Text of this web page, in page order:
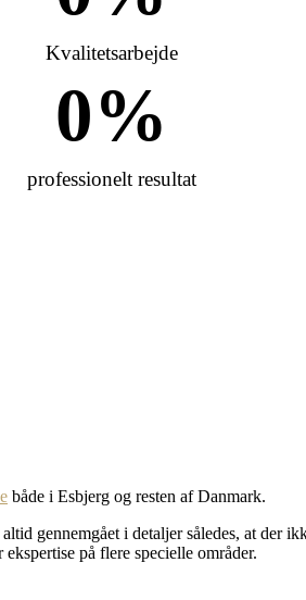
Kvalitetsarbejde
0%
professionelt resultat
både i Esbjerg og resten af Danmark.
gennemgået i detaljer således, at der
på flere specielle områder.